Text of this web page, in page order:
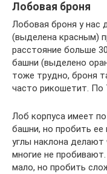
Лобовая броня
Лобовая броня у нас
(выделена красным)
расстояние больше
башни (выделено
тоже трудно, броня
часто рикошетит.
Лоб корпуса имеет
башни, но пробить ее
углы наклона делают
многие не
мало, но пробить